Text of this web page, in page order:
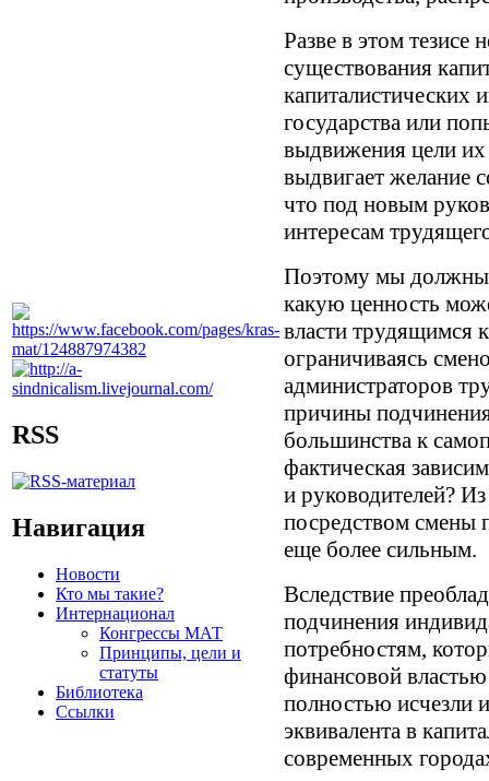
RSS
Навигация
Новости
Кто мы такие?
Интернационал
Конгрессы МАТ
Принципы, цели и
статуты
Библиотека
Ссылки
Разве в этом тезисе
существования
капиталистических
государства или
выдвижения цели
выдвигает желание
что под новым
интересам
Поэтому мы должны
какую ценность
власти трудящимся
ограничиваясь
администраторов
причины
большинства к
фактическая
и руководителей?
посредством смены
еще более сильным.
Вследствие
подчинения
потребностям,
финансовой
полностью исчезли
эквивалента в
современных